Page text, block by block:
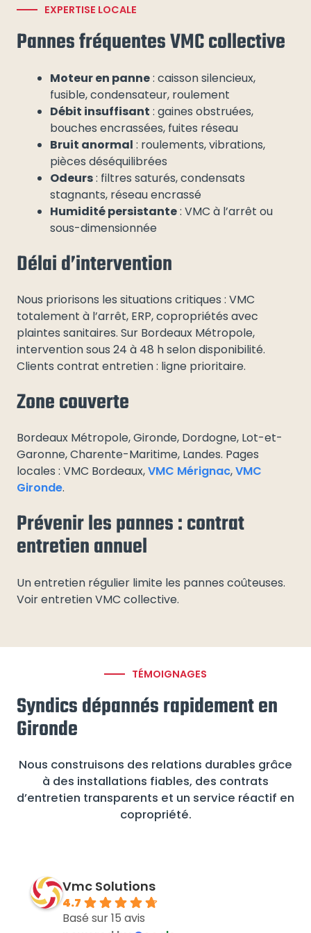
EXPERTISE LOCALE
Pannes fréquentes VMC collective
Moteur en panne: caisson silencieux,
fusible, condensateur, roulement
Débit insuffisant : gaines obstruées,
bouches encrassées, fuites réseau
Bruit anormal : roulements, vibrations,
pièces déséquilibrées
Odeurs: filtres saturés, condensats
stagnants, réseau encrassé
Humidité persistante: VMC à l’arrêt ou
sous-dimensionnée
Délai d’intervention
Nous priorisons les situations critiques : VMC
totalement à l’arrêt, ERP, copropriétés avec
plaintes sanitaires. Sur Bordeaux Métropole,
intervention sous 24 à 48 h selon disponibilité.
Clients contrat entretien : ligne prioritaire.
Zone couverte
Bordeaux Métropole, Gironde, Dordogne, Lot-et-
Garonne, Charente-Maritime, Landes. Pages
locales : VMC Bordeaux,VMC Mérignac,VMC
Gironde.
Prévenir les pannes : contrat
entretien annuel
Un entretien régulier limite les pannes coûteuses.
Voir entretien VMC collective.
TÉMOIGNAGES
Syndics dépannés rapidement en
Gironde
Nous construisons des relations durables grâce
à des installations fiables, des contrats
d’entretien transparents et un service réactif en
copropriété.
Vmc Solutions
4.7
Basé sur 15 avis